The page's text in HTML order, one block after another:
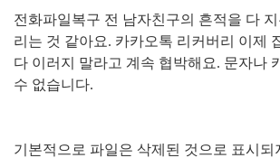
전화파일복구 전 남자친구의 흔적을 다
리는 것 같아요. 카카오톡 리커버리 이제
다 이러지 말라고 계속 협박해요. 문자나
수 없습니다.
기본적으로 파일은 삭제된 것으로 표시되